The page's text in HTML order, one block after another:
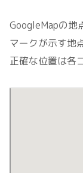
GoogleMapの地
マークが示す地
正確な位置は各